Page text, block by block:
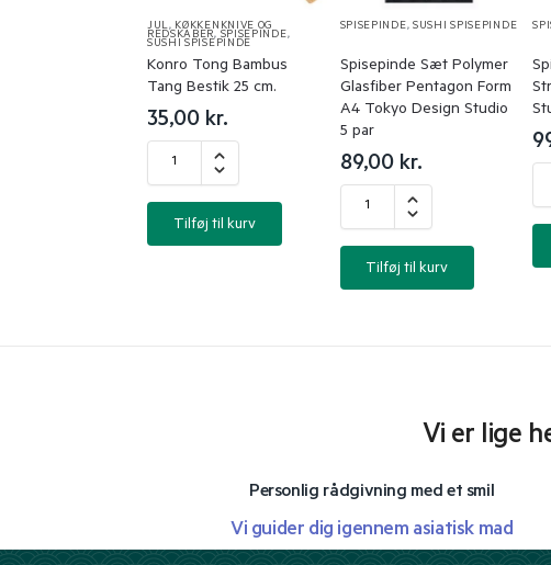
JUL,KØKKENKNIVE OG
REDSKABER,SPISEPINDE,
SUSHI SPISEPINDE
Konro Tong Bambus
Tang Bestik 25 cm.
35,00 kr.
Tilføj til kurv
SPISEPINDE, SUSHI SPISEPINDE
Spisepinde Sæt Polymer
Glasfiber Pentagon Form
A4 Tokyo Design Studio
5 par
89,00 kr.
Tilføj til kurv
Vi er lige
Personlig rådgivning med et smil
Vi guider dig igennem asiatisk mad